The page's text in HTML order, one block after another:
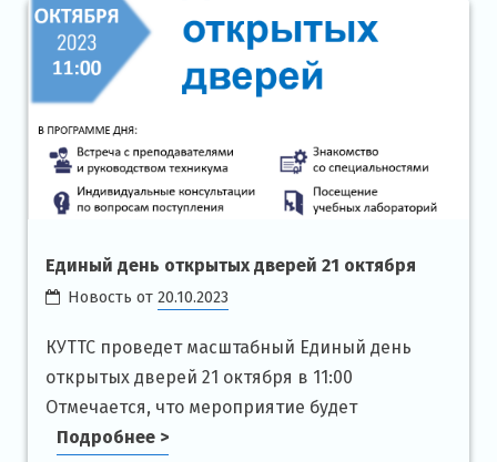
Единый день открытых дверей 21 октября
Новость от20.10.2023
КУТТС проведет масштабный Единый день
открытых дверей 21 октября в 11:00
Отмечается, что мероприятие будет
Подробнее >